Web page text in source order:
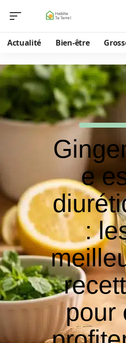
Actualité Bien-être
e
:
pour